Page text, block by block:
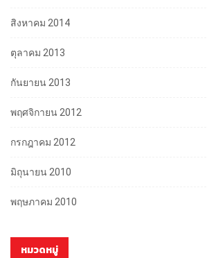
สิงหาคม 2014
ตุลาคม 2013
กันยายน 2013
พฤศจิกายน 2012
กรกฎาคม 2012
มิถุนายน 2010
พฤษภาคม 2010
หมวดหมู่